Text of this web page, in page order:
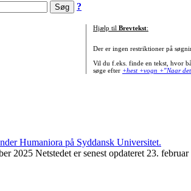
?
Hjælp til Brevtekst:
Der er ingen restriktioner på
Vil du f.eks. finde en tekst, hvor
søge efter +hest +vogn +"Naar
2025 Netstedet er senest opdateret 23.